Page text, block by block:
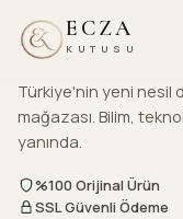
ECZA
KUTUSU
Türkiye'nin yeni nesil
mağazası. Bilim,
yanında.
%100 Orijinal Ürün
SSL Güvenli Ödeme